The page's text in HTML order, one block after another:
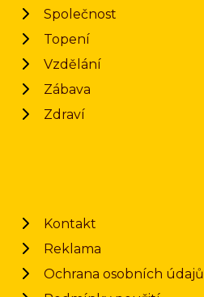
Společnost
Topení
Vzdělání
Zábava
Zdraví
Kontakt
Reklama
Ochrana osobních údajů